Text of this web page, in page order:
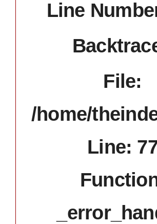
Line
File:
/home/
Line: